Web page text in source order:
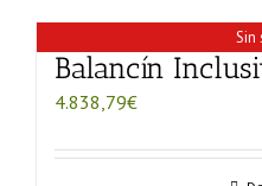
Sin
Balancín
4.838,79€